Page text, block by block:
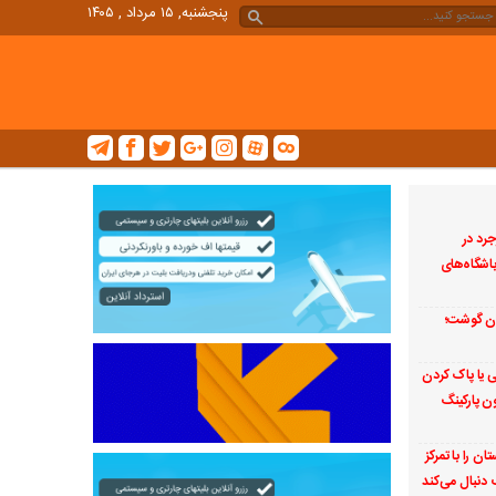
پنجشنبه, ۱۵ مرداد , ۱۴۰۵
در
گوشت؛
یا پاک کردن
پارکینگ
را با تمرکز
دنبال می‌کند